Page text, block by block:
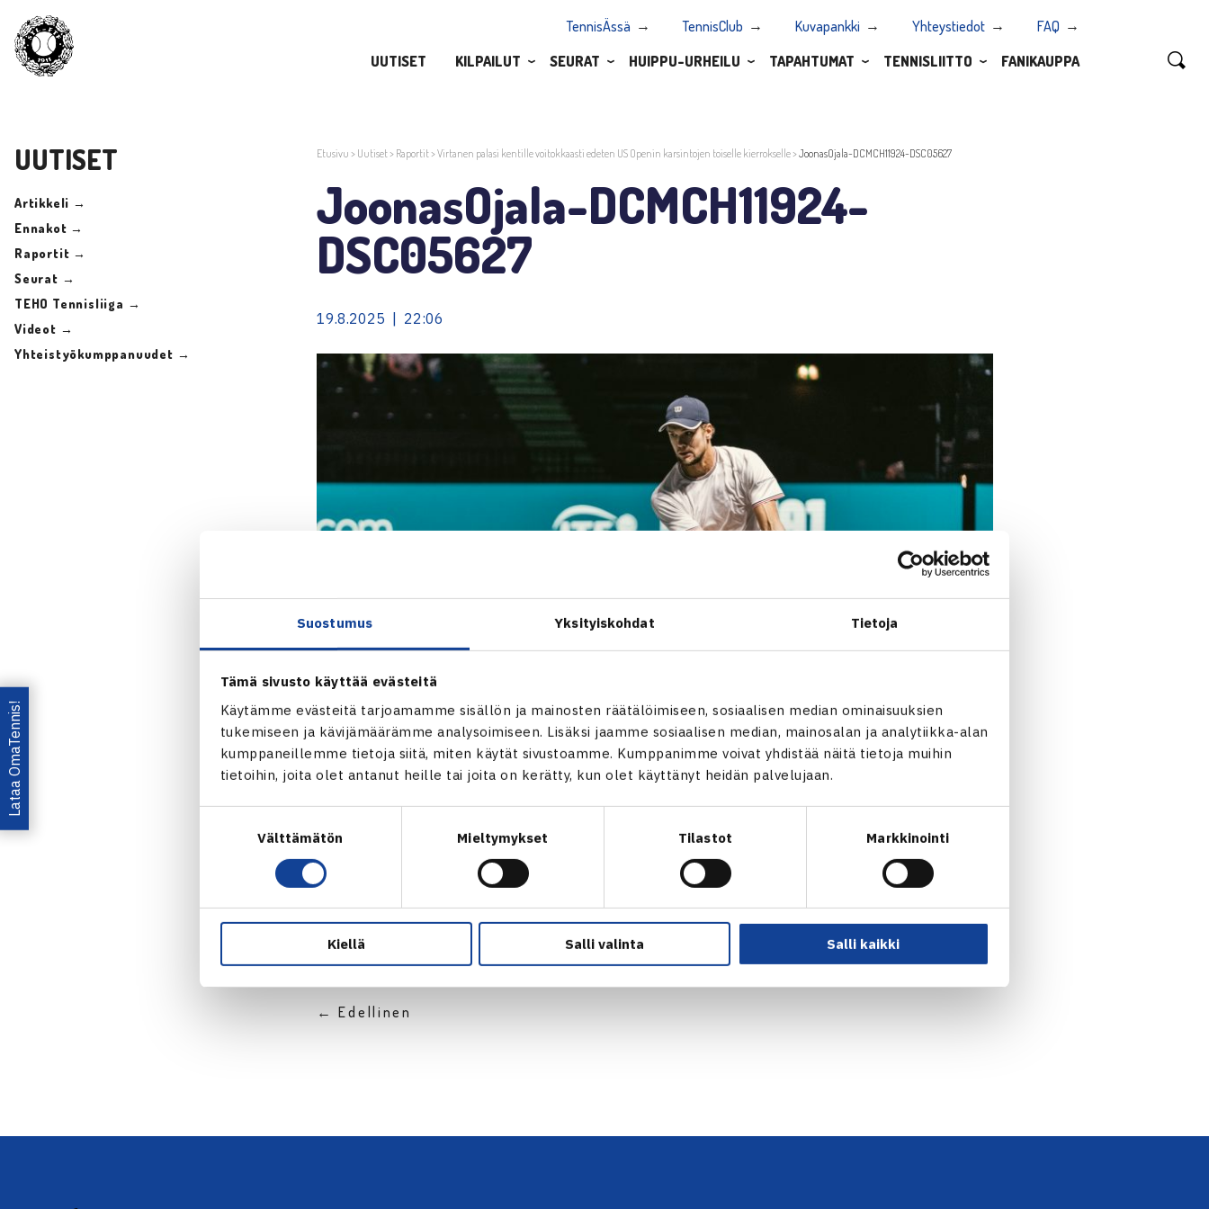
Suostumus Yksityiskohdat Tietoja
Tämä sivusto käyttää evästeitä
Käytämme evästeitä tarjoamamme sisällön ja mainosten räätälöimiseen, sosiaalisen median ominaisuuksien
tukemiseen ja kävijämäärämme analysoimiseen. Lisäksi jaamme sosiaalisen median, mainosalan ja analytiikka-alan
kumppaneillemme tietoja siitä, miten käytät sivustoamme. Kumppanimme voivat yhdistää näitä tietoja muihin
tietoihin, joita olet antanut heille tai joita on kerätty, kun olet käyttänyt heidän palvelujaan.
Välttämätön Mieltymykset Tilastot Markkinointi
Kiellä Salli valinta Salli kaikki
TennisÄssä TennisClub Kuvapankki Yhteystiedot
FAQ
UUTISET
KILPAILUT SEURAT HUIPPU-URHEILU TAPAHTUMAT TENNISLIITTO FANIKAUPPA
UUTISET
Artikkeli →
Ennakot →
Raportit →
Seurat →
TEHO Tennisliiga →
Videot →
Yhteistyökumppanuudet →
Etusivu > Uutiset> Raportit>Virtanen palasi kentille voitokkaasti edeten US Openin karsintojen toiselle kierrokselle>JoonasOjala-DCMCH11924-DSC05627
JoonasOjala-DCMCH11924-
DSC05627
19.8.2025 | 22:06
Jaa:
← Edellinen
Lataa OmaTennis!